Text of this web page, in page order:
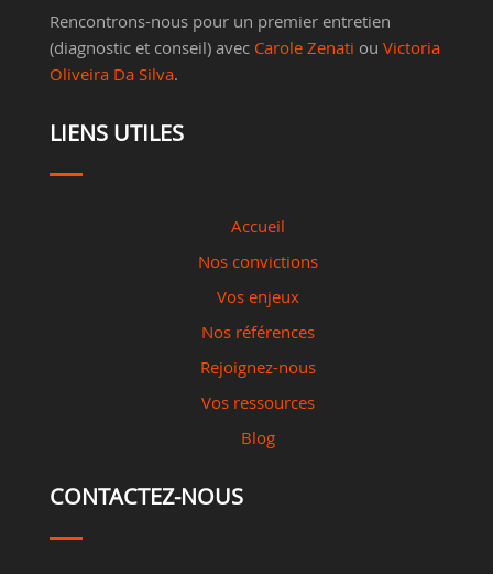
Rencontrons-nous pour un premier entretien
(diagnostic et conseil) avec Carole Zenati ou Victoria
Oliveira Da Silva.
LIENS UTILES
Accueil
Nos convictions
Vos enjeux
Nos références
Rejoignez-nous
Vos ressources
Blog
CONTACTEZ-NOUS